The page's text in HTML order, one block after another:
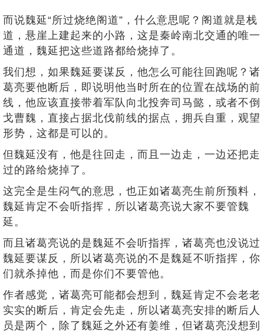
而说魏延“所过烧绝阁道”，什么意思呢？阁道就是栈
道，悬崖上建起来的小路，这是秦岭南北交通的唯一
通道，魏延把这些道路都给烧掉了。
我们想，如果魏延要谋反，他怎么可能往回跑呢？诸
葛亮要他断后，即说明他当时所在的位置在战场的前
线，他应该直接带着军队向北投奔司马懿，或者不倒
戈曹魏，直接占据北伐前线的据点，拥兵自重，观望
形势，这都是可以的。
但魏延没有，他是往回走，而且一边走，一边还把走
过的路给烧掉了。
这完全是生闷气的意思，也正如诸葛亮生前所预料，
魏延肯定不会听指挥，所以诸葛亮说大家不要管魏
延。
而且诸葛亮说的是魏延不会听指挥，诸葛亮也没说过
魏延要谋反，所以诸葛亮说的不是魏延不听指挥，你
们就杀掉他，而是你们不要管他。
作者感觉，诸葛亮可能都会想到，魏延肯定不会老老
实实的断后，肯定会先走，所以诸葛亮安排的断后人
员是两个，除了魏延之外还有姜维，但诸葛亮没想到